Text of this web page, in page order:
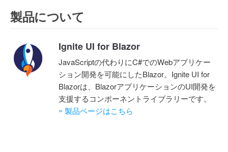
製品について
Ignite UI for Blazor
JavaScriptの代わりにC#でのWebアプリケー
ション開発を可能にしたBlazor。Ignite UI for
Blazorは、BlazorアプリケーションのUI開発を
支援するコンポーネントライブラリーです。
» 製品ページはこちら